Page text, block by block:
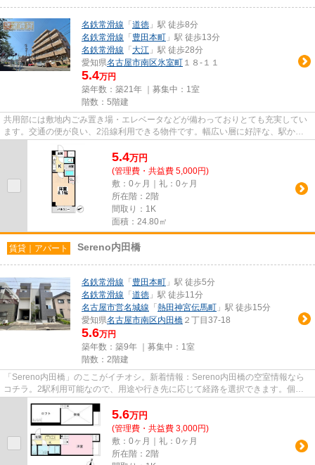
名鉄常滑線 「 道徳 」駅 徒歩8分
名鉄常滑線 「 豊田本町 」駅 徒歩13分
名鉄常滑線 「 大江 」駅 徒歩28分
愛知県名古屋市南区氷室町 １８-１１
5.4万円
築年数：築21年 ｜募集中： 1室
階数：5階建
共用部には敷地内ごみ置き場・エレベータなどが備わっておりとても充実してい
ます。交通の便が良い、2沿線利用できる物件です。幅広い層に好評な、駅から
徒歩8分に立地する物件です。...
5.4万円
(管理費・共益費 5,000円)
敷：0ヶ月｜礼：0ヶ月
所在階：2階
間取り：1K
面積：24.80㎡
賃貸｜アパート Sereno内田橋
名鉄常滑線 「 豊田本町 」駅 徒歩5分
名鉄常滑線 「 道徳 」駅 徒歩11分
名古屋市営名城線 「 熱田神宮伝馬町 」駅 徒歩15分
愛知県名古屋市南区内田橋 ２丁目37-18
5.6万円
築年数：築9年 ｜募集中： 1室
階数：2階建
「Sereno内田橋」のここがイチオシ。新着情報：Sereno内田橋の空室情報なら
コチラ。2駅利用可能なので、用途や行き先に応じて経路を選択できます。個性
派の方には嬉しいデザイナーズ物...
5.6万円
(管理費・共益費 3,000円)
敷：0ヶ月｜礼：0ヶ月
所在階：2階